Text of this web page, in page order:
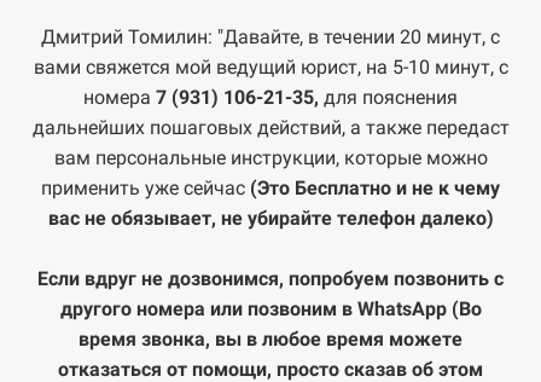
Дмитрий Томилин: "Давайте, в течении 20 минут, с
вами свяжется мой ведущий юрист, на 5-10 минут, с
номера 7 (931) 106-21-35, для пояснения
дальнейших пошаговых действий, а также передаст
вам персональные инструкции, которые можно
применить уже сейчас (Это Бесплатно и не к чему
вас не обязывает, не убирайте телефон далеко)
Если вдруг не дозвонимся, попробуем позвонить с
другого номера или позвоним в WhatsApp (Во
время звонка, вы в любое время можете
отказаться от помощи, просто сказав об этом